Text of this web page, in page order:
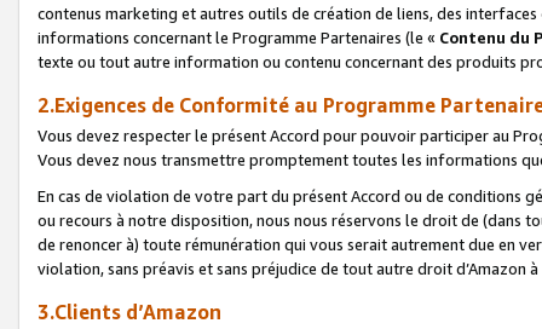
contenus marketing et autres outils de création de liens, des
informations concernant le Programme Partenaires (le « Contenu du
texte ou tout autre information ou contenu concernant des produits
2.Exigences de Conformité au Programme
Vous devez respecter le présent Accord pour pouvoir participer au
Vous devez nous transmettre promptement toutes les informations
En cas de violation de votre part du présent Accord ou de conditions
ou recours à notre disposition, nous nous réservons le droit de (dans
de renoncer à) toute rémunération qui vous serait autrement due en
violation, sans préavis et sans préjudice de tout autre droit
3.Clients d’Amazon